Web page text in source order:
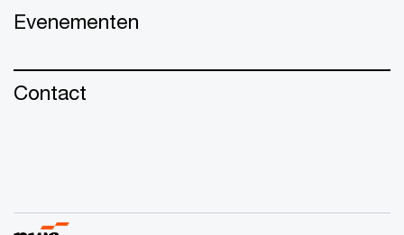
Evenementen
Contact